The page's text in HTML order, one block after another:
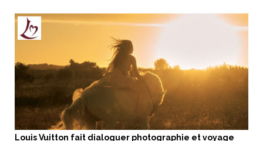
Louis Vuitton fait dialoguer photographie et voyage